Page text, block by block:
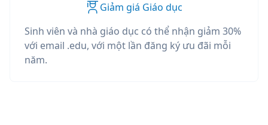
Giảm giá Giáo dục
Sinh viên và nhà giáo dục có thể nhận giảm 30%
với email .edu, với một lần đăng ký ưu đãi mỗi
năm.